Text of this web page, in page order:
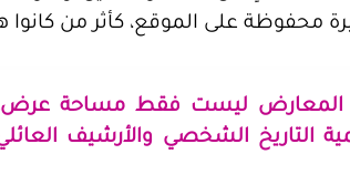
محفوظة على الموقع، كأثر من كانوا
المعارض ليست فقط مساحة عرض،
التاريخ الشخصي والأرشيف العائلي